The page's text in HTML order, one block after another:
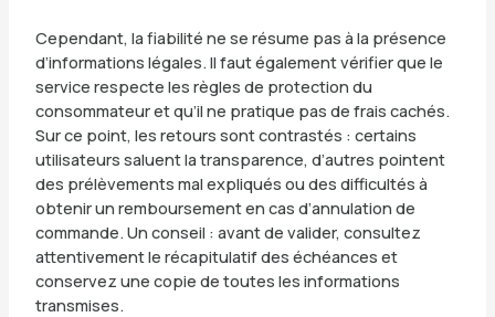
Cependant, la fiabilité ne se résume pas à la présence
d’informations légales. Il faut également vérifier que le
service respecte les règles de protection du
consommateur et qu’il ne pratique pas de frais cachés.
Sur ce point, les retours sont contrastés : certains
utilisateurs saluent la transparence, d’autres pointent
des prélèvements mal expliqués ou des difficultés à
obtenir un remboursement en cas d’annulation de
commande. Un conseil : avant de valider, consultez
attentivement le récapitulatif des échéances et
conservez une copie de toutes les informations
transmises.